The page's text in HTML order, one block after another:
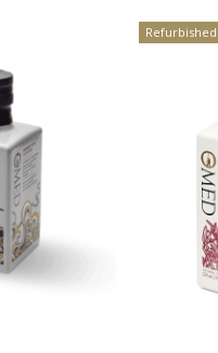
Refurbished